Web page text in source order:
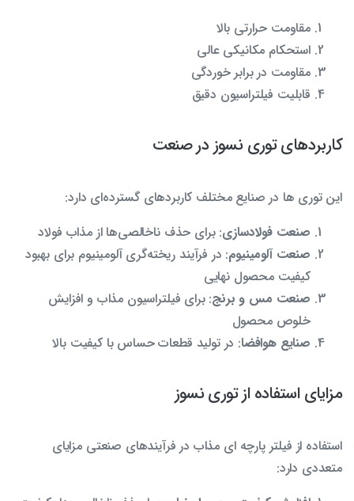
مقاومت حرارتی بالا
استحکام مکانیکی عالی
مقاومت در برابر خوردگی
قابلیت فیلتراسیون دقیق
کاربردهای توری نسوز در صنعت
این توری ها در صنایع مختلف کاربردهای گسترده‌ای دارد:
صنعت فولادسازی: برای حذف ناخالصی‌ها از مذاب فولاد
صنعت آلومینیوم: در فرآیند ریخته‌گری آلومینیوم برای بهبود
کیفیت محصول نهایی
صنعت مس و برنج: برای فیلتراسیون مذاب و افزایش
خلوص محصول
صنایع هوافضا: در تولید قطعات حساس با کیفیت بالا
مزایای استفاده از توری نسوز
استفاده از فیلتر پارچه ای مذاب در فرآیندهای صنعتی مزایای
متعددی دارد: